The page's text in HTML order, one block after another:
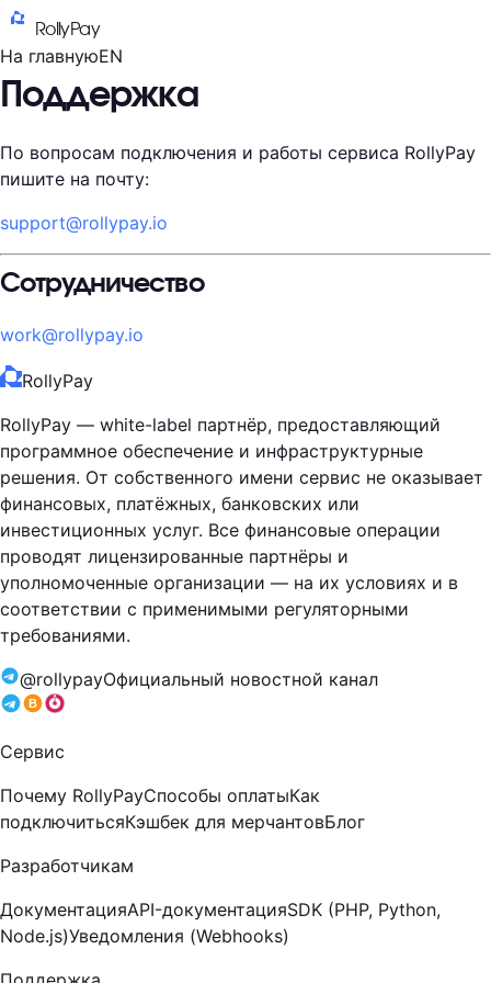
RollyPay
На главнуюEN
Поддержка
По вопросам подключения и работы сервиса RollyPay
пишите на почту:
support@rollypay.io
Сотрудничество
work@rollypay.io
RollyPay
RollyPay — white-label партнёр, предоставляющий
программное обеспечение и инфраструктурные
решения. От собственного имени сервис не оказывает
финансовых, платёжных, банковских или
инвестиционных услуг. Все финансовые операции
проводят лицензированные партнёры и
уполномоченные организации — на их условиях и в
соответствии с применимыми регуляторными
требованиями.
@rollypayОфициальный новостной канал
B
Сервис
Почему RollyPayСпособы оплатыКак
подключитьсяКэшбек для мерчантовБлог
Разработчикам
ДокументацияAPI-документацияSDK (PHP, Python,
Node.js)Уведомления (Webhooks)